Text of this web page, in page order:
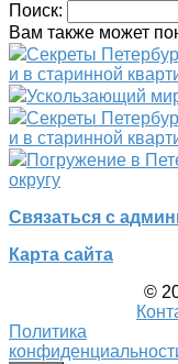
Поиск:
Вам также может
Секреты
и в старинной
Ускользающий
Секреты
и в старинной
Погружение в
округу
Связаться с
Карта сайта
©
Политика